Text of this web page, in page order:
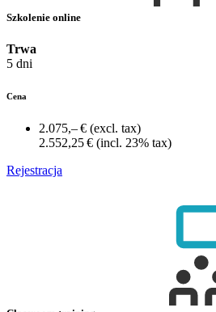
Szkolenie online
Trwa
5 dni
Cena
2.075,– € (excl. tax)
2.552,25 € (incl. 23% tax)
Rejestracja